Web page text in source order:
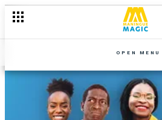
OPEN MENU